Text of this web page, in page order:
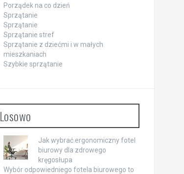
Porządek na co dzień
Sprzątanie
Sprzątanie
Sprzątanie stref
Sprzątanie z dziećmi i w małych
mieszkaniach
Szybkie sprzątanie
Losowo
Jak wybrać ergonomiczny fotel
biurowy dla zdrowego
kręgosłupa
Wybór odpowiedniego fotela biurowego to